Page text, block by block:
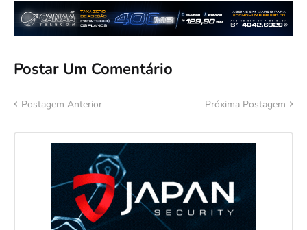
Postar Um Comentário
Postagem Anterior Próxima Postagem